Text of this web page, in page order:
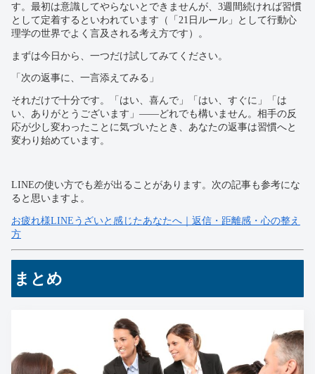
す。最初は意識してやらないとできませんが、3週間続ければ習慣
として定着するといわれています（「21日ルール」として行動心
理学の世界でよく言及される考え方です）。
まずは今日から、一つだけ試してみてください。
「次の返事に、一言添えてみる」
それだけで十分です。「はい、喜んで」「はい、すぐに」「は
い、ありがとうございます」——どれでも構いません。相手の反
応が少し変わったことに気づいたとき、あなたの返事は習慣へと
変わり始めています。
LINEの使い方でも差が出ることがあります。次の記事も参考にな
ると思いますよ。
お疲れ様LINEうざいと感じたあなたへ｜返信・距離感・心の整え
方
まとめ